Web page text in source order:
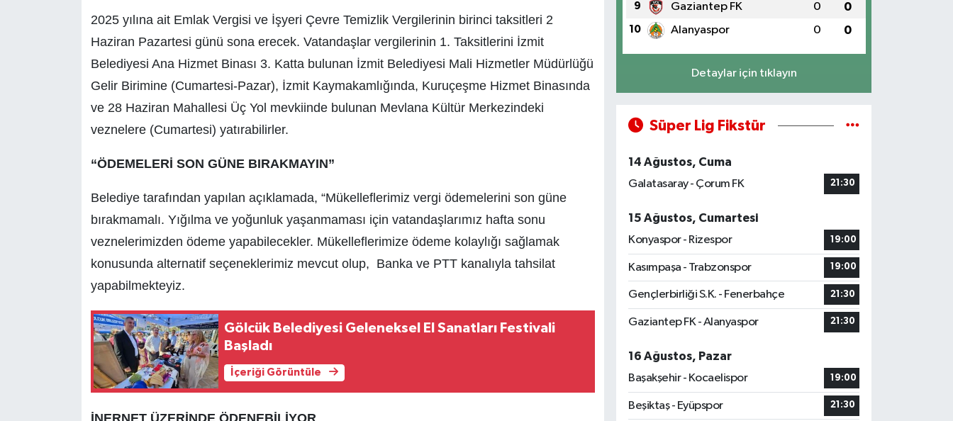
2025 yılına ait Emlak Vergisi ve İşyeri Çevre Temizlik Vergilerinin birinci taksitleri 2
Haziran Pazartesi günü sona erecek. Vatandaşlar vergilerinin 1. Taksitlerini İzmit
Belediyesi Ana Hizmet Binası 3. Katta bulunan İzmit Belediyesi Mali Hizmetler Müdürlüğü
Gelir Birimine (Cumartesi-Pazar), İzmit Kaymakamlığında, Kuruçeşme Hizmet Binasında
ve 28 Haziran Mahallesi Üç Yol mevkiinde bulunan Mevlana Kültür Merkezindeki
veznelere (Cumartesi) yatırabilirler.
“ÖDEMELERİ SON GÜNE BIRAKMAYIN”
Belediye tarafından yapılan açıklamada, “Mükelleflerimiz vergi ödemelerini son güne
bırakmamalı. Yığılma ve yoğunluk yaşanmaması için vatandaşlarımız hafta sonu
veznelerimizden ödeme yapabilecekler. Mükelleflerimize ödeme kolaylığı sağlamak
konusunda alternatif seçeneklerimiz mevcut olup, Banka ve PTT kanalıyla tahsilat
yapabilmekteyiz.
Gölcük Belediyesi Geleneksel El Sanatları Festivali
Başladı
İçeriği Görüntüle
İNERNET ÜZERİNDE ÖDENEBİLİYOR
9 Gaziantep FK 0 0
10 Alanyaspor 0 0
Detaylar için tıklayın
Süper Lig Fikstür
14 Ağustos, Cuma
Galatasaray - Çorum FK
21:30
15 Ağustos, Cumartesi
Konyaspor - Rizespor
19:00
Kasımpaşa - Trabzonspor 19:00
Gençlerbirliği S.K. - Fenerbahçe 21:30
Gaziantep FK - Alanyaspor 21:30
16 Ağustos, Pazar
Başakşehir - Kocaelispor
19:00
Beşiktaş - Eyüpspor 21:30